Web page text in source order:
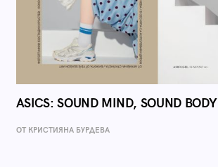
ASICS: SOUND MIND, SOUND BODY
ОТ КРИСТИЯНА БУРДЕВА